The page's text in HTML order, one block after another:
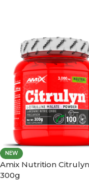
NEW
Amix Nutrition Citrulyn
300g